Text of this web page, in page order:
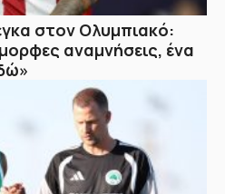
στον Ολυμπιακό:
αναμνήσεις, ένα